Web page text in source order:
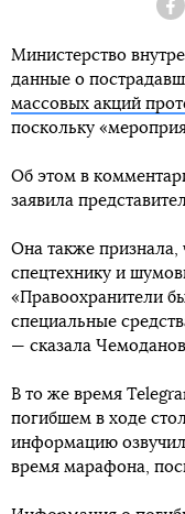
Министерство
данные о
массовых акций
поскольку
Об этом в
заявила
Она также признала,
спецтехнику и
«Правоохранители
специальные
— сказала
В то же время
погибшем в ходе
информацию
время марафона,